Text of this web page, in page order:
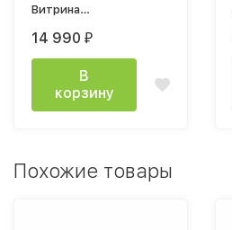
Витрина
сонома
14 990 ₽
В
корзину
Похожие товары